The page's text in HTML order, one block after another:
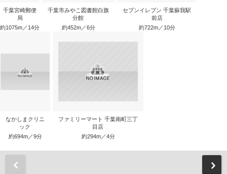
千葉宮崎郵便
局
約1075m／14分
千葉市みやこ図書館白旗
分館
約452m／6分
セブンイレブン 千葉蘇我駅
前店
約722m／10分
なかしまクリニ
ック
約694m／9分
ファミリーマート 千葉南町三丁
目店
約294m／4分